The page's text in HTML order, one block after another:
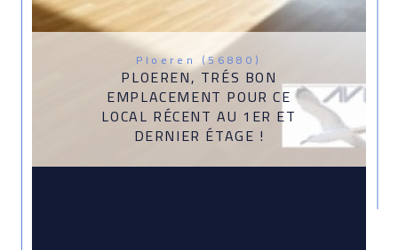
Ploeren (56880)
PLOEREN, TRÉS BON
EMPLACEMENT POUR CE
LOCAL RÉCENT AU 1ER ET
DERNIER ÉTAGE !